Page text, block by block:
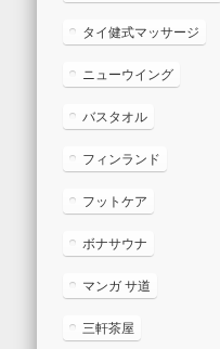
タイ健式マッサージ
ニューウイング
バスタオル
フィンランド
フットケア
ボナサウナ
マンガ サ道
三軒茶屋